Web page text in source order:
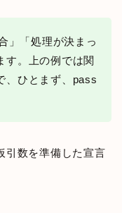
」「処理が決まっ
す。上の例では関
、ひとまず、pass
引数を準備した宣言